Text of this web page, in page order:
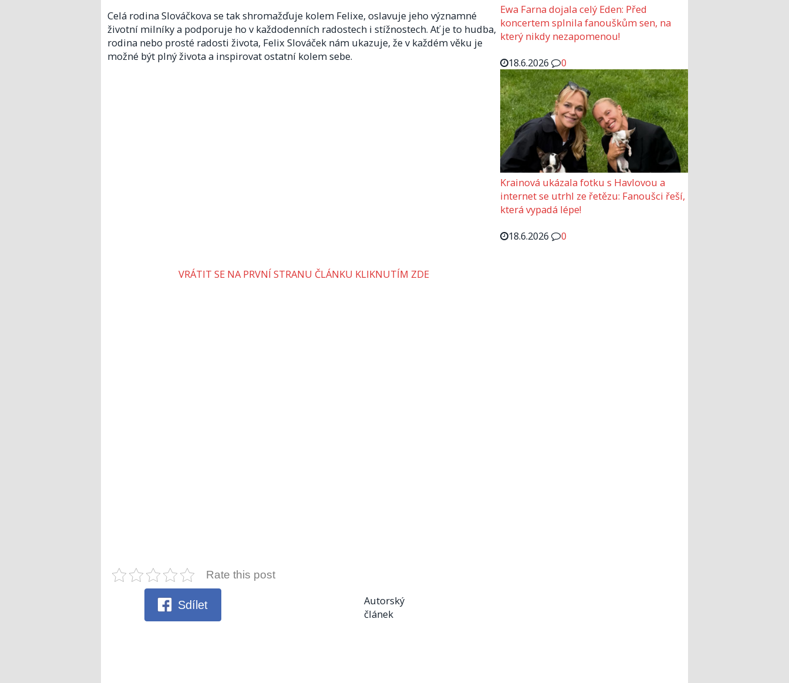
Celá rodina Slováčkova se tak shromažďuje kolem Felixe, oslavuje jeho významné
životní milníky a podporuje ho v každodenních radostech i stížnostech. Ať je to hudba,
rodina nebo prosté radosti života, Felix Slováček nám ukazuje, že v každém věku je
možné být plný života a inspirovat ostatní kolem sebe.
VRÁTIT SE NA PRVNÍ STRANU ČLÁNKU KLIKNUTÍM ZDE
Rate this post
Sdílet
Autorský
článek
Ewa Farna dojala celý Eden: Před
koncertem splnila fanouškům sen, na
který nikdy nezapomenou!
18.6.2026
0
Krainová ukázala fotku s Havlovou a
internet se utrhl ze řetězu: Fanoušci řeší,
která vypadá lépe!
18.6.2026
0